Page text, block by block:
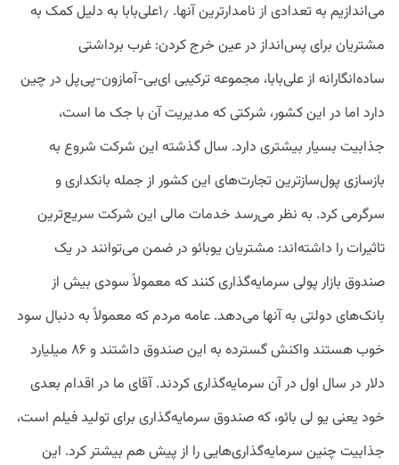
می‌اندازیم به تعدادی از نامدارترین آنها. ۱٫علی‌بابا به دلیل کمک به
مشتریان برای پس‌انداز در عین خرج کردن: غرب برداشتی
ساده‌انگارانه از علی‌بابا، مجموعه ترکیبی‌ ای‌بی-آمازون-پی‌پل در چین
دارد اما در این کشور، شرکتی که مدیریت آن با جک ما است،
جذابیت بسیار بیشتری دارد. سال گذشته این شرکت شروع به
بازسازی پول‌سازترین تجارت‌های این کشور از جمله بانکداری و
سرگرمی کرد. به نظر می‌رسد خدمات مالی این شرکت سریع‌ترین
تاثیرات را داشته‌اند: مشتریان یوبائو در ضمن می‌توانند در یک
صندوق بازار پولی سرمایه‌گذاری کنند که معمولاً سودی بیش از
بانک‌های دولتی به آنها می‌دهد. عامه مردم که معمولاً به دنبال سود
خوب هستند واکنش گسترده به این صندوق داشتند و ۸۶ میلیارد
دلار در سال اول در آن سرمایه‌گذاری کردند. آقای ما در اقدام بعدی
خود یعنی یو لی بائو، که صندوق سرمایه‌گذاری برای تولید فیلم است،
جذابیت چنین سرمایه‌گذاری‌هایی را از پیش هم بیشتر کرد. این